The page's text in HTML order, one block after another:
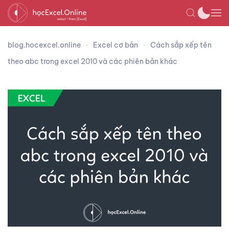
blog.hocexcel.online Excel cơ bản
Cách sắp xếp tên
theo abc trong excel 2010 và các phiên bản khác